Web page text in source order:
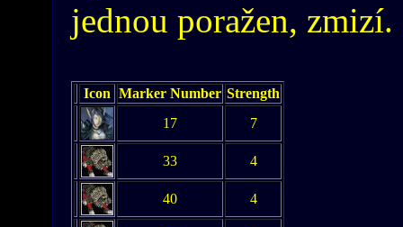
jednou poražen, zmizí.
Icon Marker Number Strength
17
7
33 4
40 4